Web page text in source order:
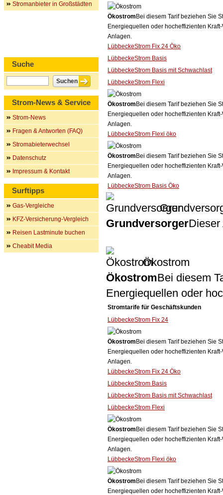
Ökostrom Bei diesem Tarif beziehen Sie
Energiequellen oder hocheffizienten
Anlagen.
LübbeckeStrom Fix 24 Öko
LübbeckeStrom Basis
LübbeckeStrom Basis mit Schwachlast
LübbeckeStrom Flexi
Ökostrom Bei diesem Tarif beziehen Sie
Energiequellen oder hocheffizienten
Anlagen.
LübbeckeStrom Flexi öko
Ökostrom Bei diesem Tarif beziehen Sie
Energiequellen oder hocheffizienten
Anlagen.
LübbeckeStrom Basis Öko
GrundversorgerDieser
Ökostrom
ÖkostromBei diesem
Energiequellen oder
Stromtarife für Geschäftskunden
LübbeckeStrom Fix 24
Ökostrom Bei diesem Tarif beziehen Sie
Energiequellen oder hocheffizienten
Anlagen.
LübbeckeStrom Fix 24 Öko
LübbeckeStrom Basis
LübbeckeStrom Basis mit Schwachlast
LübbeckeStrom Flexi
Ökostrom Bei diesem Tarif beziehen Sie
Energiequellen oder hocheffizienten
Anlagen.
LübbeckeStrom Flexi öko
Ökostrom Bei diesem Tarif beziehen Sie
Energiequellen oder hocheffizienten
Stromanbieter in Großstädten
Suche
Strom-News & Service
Strom-News
Fragen & Antworten (FAQ)
Stromabieterwechsel
Datenschutz
Impressum & Kontakt
Surftipps
Gas-Vergleiche
KFZ-Versicherung-Vergleich
Reisen Lastminute buchen
Cheabit Media